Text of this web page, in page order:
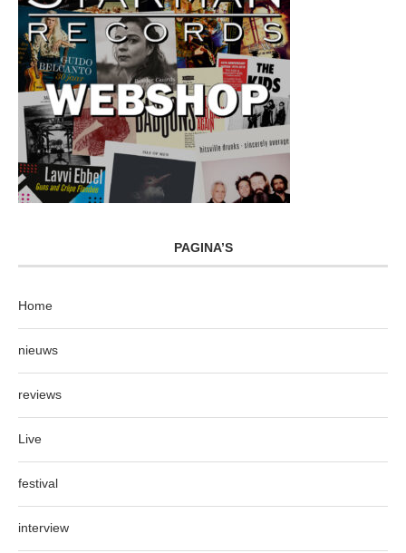
PAGINA’S
Home
nieuws
reviews
Live
festival
interview